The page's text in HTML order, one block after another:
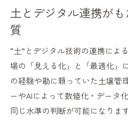
土現場でDX導入がも
土分野のDX推進で現
現場効率化へ土のDX活用
土現場の効率化を実
DX活用で土の業務効
現場で役立つ土DX戦略
土とデジタル連携が
質
“土”とデジタル技術の連携によ
場の「見える化」と「最適化」
の経験や勘に頼っていた土壌管
ーやAIによって数値化・データ
同じ水準の判断が可能になります